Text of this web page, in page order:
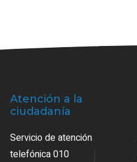
Atención a la
ciudadanía
Servicio de atención
telefónica 010